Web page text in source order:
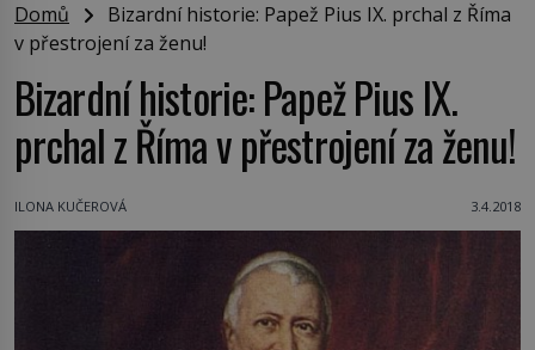
Domů
Bizardní historie: Papež Pius IX. prchal z Říma
v přestrojení za ženu!
Bizardní historie: Papež Pius IX.
prchal z Říma v přestrojení za ženu!
ILONA KUČEROVÁ 3.4.2018